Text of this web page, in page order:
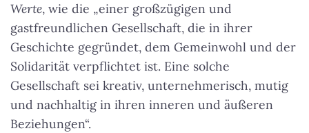
Werte, wie die „einer großzügigen und
gastfreundlichen Gesellschaft, die in ihrer
Geschichte gegründet, dem Gemeinwohl und der
Solidarität verpflichtet ist. Eine solche
Gesellschaft sei kreativ, unternehmerisch, mutig
und nachhaltig in ihren inneren und äußeren
Beziehungen“.